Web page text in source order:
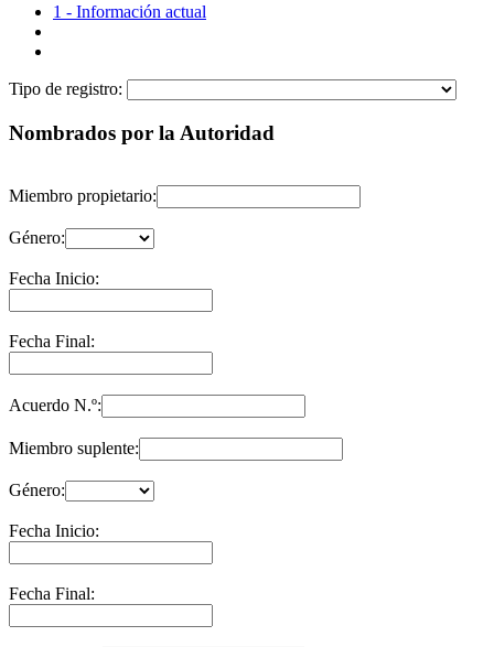
1 - Información actual
Tipo de registro:
Nombrados por la Autoridad
Miembro propietario:
Género:
Fecha Inicio:
Fecha Final:
Acuerdo N.º:
Miembro suplente:
Género:
Fecha Inicio:
Fecha Final: